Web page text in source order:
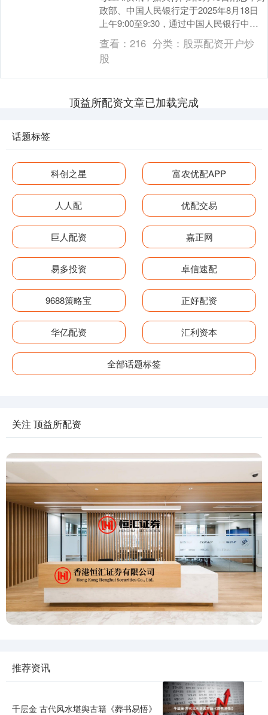
政部、中国人民银行定于2025年8月18日
上午9:00至9:30，通过中国人民银行中央
国库现金管理商业银行定期存款业务....
查看：216 分类： 股票配资开户炒
股
顶益所配资文章已加载完成
话题标签
科创之星 富农优配APP
人人配 优配交易
巨人配资 嘉正网
易多投资 卓信速配
9688策略宝 正好配资
华亿配资 汇利资本
全部话题标签
关注 顶益所配资
推荐资讯
千层金 古代风水堪舆古籍《葬书易悟》